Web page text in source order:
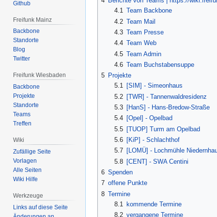
4.1 Team Backbone
4.2 Team Mail
4.3 Team Presse
4.4 Team Web
4.5 Team Admin
4.6 Team Buchstabensuppe
5 Projekte
5.1
[SIM] - Simeonhaus
5.2 [TWR] - Tannenwaldresidenz
5.3
[HanS] - Hans-Bredow-Straße
5.4
[Opel] - Opelbad
5.5 [TUOP] Turm am Opelbad
5.6
[KiP] - Schlachthof
5.7
[LOMÜ] - Lochmühle
5.8 [CENT] - SWA Centini
6 Spenden
7 offene Punkte
8 Termine
8.1 kommende Termine
8.2 vergangene Termine
Github
Freifunk Mainz
Backbone
Standorte
Blog
Twitter
Freifunk Wiesbaden
Backbone
Projekte
Standorte
Teams
Treffen
Wiki
Zufällige Seite
Vorlagen
Alle Seiten
Wiki Hilfe
Werkzeuge
Links auf diese Seite